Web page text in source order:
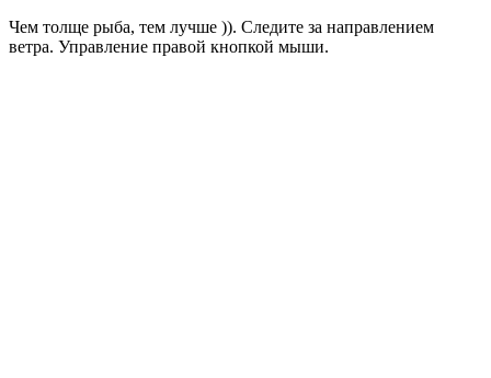
Чем толще рыба, тем лучше )). Следите за направлением
ветра. Управление правой кнопкой мыши.